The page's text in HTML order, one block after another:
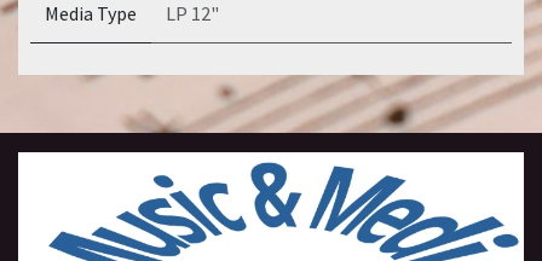
Media Type LP 12"